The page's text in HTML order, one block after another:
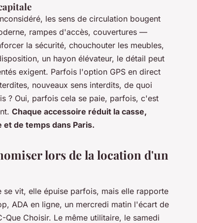
les sens de circulation bougent
rampes d'accès, couvertures —
la sécurité, chouchouter les meubles,
un hayon élévateur, le détail peut
exigent. Parfois l'option GPS en direct
nouveaux sens interdits, de quoi
? Oui, parfois cela se paie, parfois, c'est
Chaque accessoire réduit la casse,
de temps dans Paris.
lors de la location d'un
vit, elle épuise parfois, mais elle rapporte
ADA en ligne, un mercredi matin l'écart de
Choisir. Le même utilitaire, le samedi